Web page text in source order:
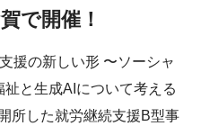
で開催！
援の新しい形 〜ソーシャ
と生成AIについて考える
所した就労継続支援B型事